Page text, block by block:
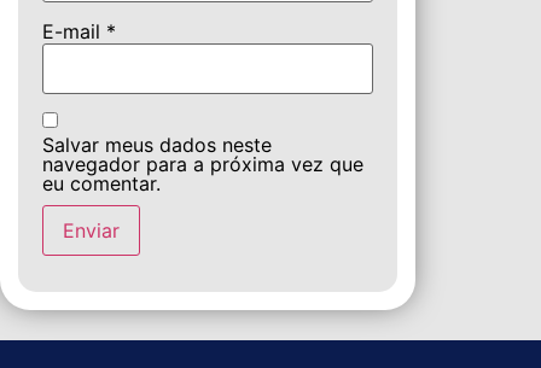
E-mail *
Salvar meus dados neste
navegador para a próxima vez que
eu comentar.